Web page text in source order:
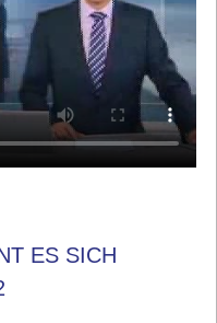
ES SICH